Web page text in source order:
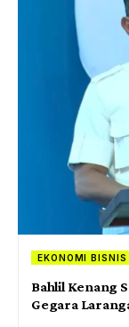
EKONOMI BISNIS
Bahlil Kenang
Gegara